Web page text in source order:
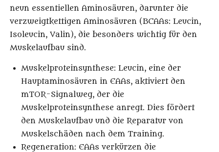
neun essentiellen Aminosäuren, darunter die
verzweigtkettigen Aminosäuren (BCAAs: Leucin,
Isoleucin, Valin), die besonders wichtig für den
Muskelaufbau sind.
Muskelproteinsynthese: Leucin, eine der
Hauptaminosäuren in EAAs, aktiviert den
mTOR-Signalweg, der die
Muskelproteinsynthese anregt. Dies fördert
den Muskelaufbau und die Reparatur von
Muskelschäden nach dem Training.
Regeneration: EAAs verkürzen die